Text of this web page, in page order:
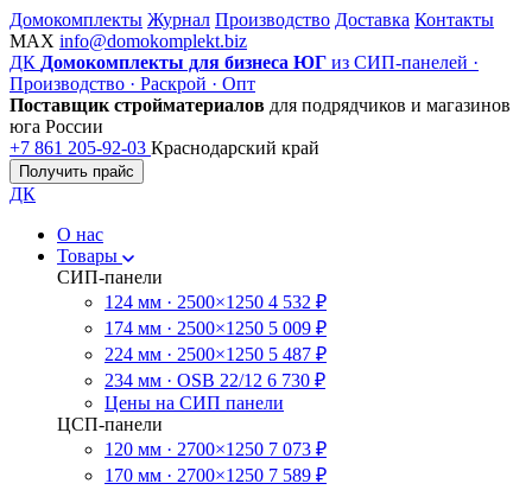
Домокомплекты Журнал Производство Доставка Контакты
MAX info@domokomplekt.biz
ДК Домокомплекты для бизнеса ЮГ из СИП-панелей ·
Производство · Раскрой · Опт
Поставщик стройматериалов для подрядчиков и магазинов
юга России
+7 861 205-92-03 Краснодарский край
Получить прайс
ДК
О нас
Товары
СИП-панели
124 мм · 2500×1250 4 532 ₽
174 мм · 2500×1250 5 009 ₽
224 мм · 2500×1250 5 487 ₽
234 мм · OSB 22/12 6 730 ₽
Цены на СИП панели
ЦСП-панели
120 мм · 2700×1250 7 073 ₽
170 мм · 2700×1250 7 589 ₽